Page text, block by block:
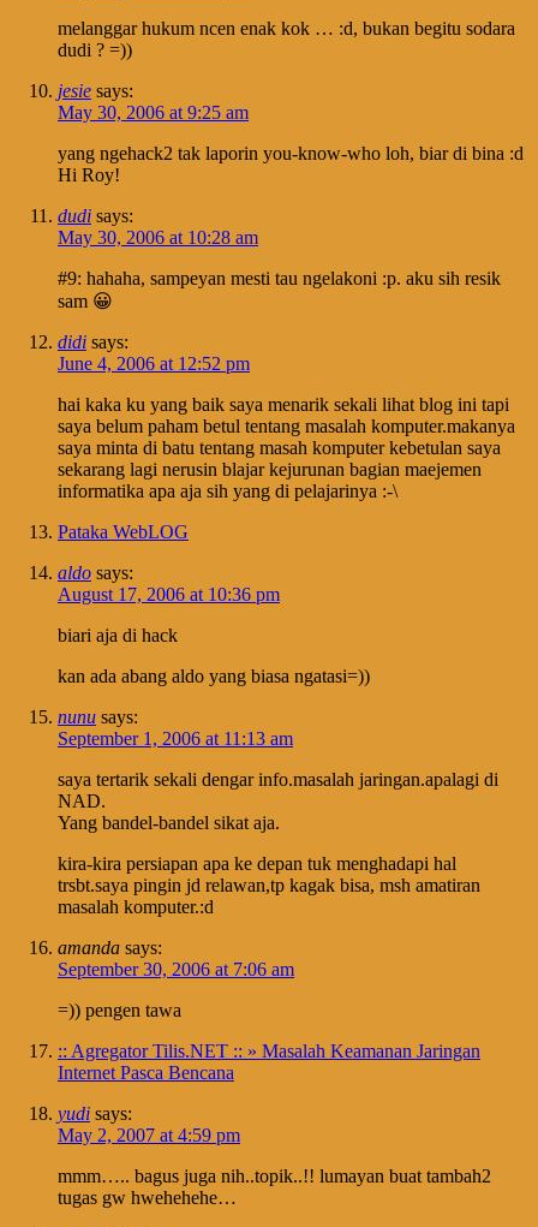
melanggar hukum ncen enak kok … :d, bukan begitu sodara
dudi ? =))
jesie says:
May 30, 2006 at 9:25 am
yang ngehack2 tak laporin you-know-who loh, biar di bina :d
Hi Roy!
dudi says:
May 30, 2006 at 10:28 am
#9: hahaha, sampeyan mesti tau ngelakoni :p. aku sih resik
sam 😀
didi says:
June 4, 2006 at 12:52 pm
hai kaka ku yang baik saya menarik sekali lihat blog ini tapi
saya belum paham betul tentang masalah komputer.makanya
saya minta di batu tentang masah komputer kebetulan saya
sekarang lagi nerusin blajar kejurunan bagian maejemen
informatika apa aja sih yang di pelajarinya :-\
Pataka WebLOG
aldo says:
August 17, 2006 at 10:36 pm
biari aja di hack
kan ada abang aldo yang biasa ngatasi=))
nunu says:
September 1, 2006 at 11:13 am
saya tertarik sekali dengar info.masalah jaringan.apalagi di
NAD.
Yang bandel-bandel sikat aja.
kira-kira persiapan apa ke depan tuk menghadapi hal
trsbt.saya pingin jd relawan,tp kagak bisa, msh amatiran
masalah komputer.:d
amanda says:
September 30, 2006 at 7:06 am
=)) pengen tawa
:: Agregator Tilis.NET :: » Masalah Keamanan Jaringan
Internet Pasca Bencana
yudi says:
May 2, 2007 at 4:59 pm
mmm….. bagus juga nih..topik..!! lumayan buat tambah2
tugas gw hwehehehe…